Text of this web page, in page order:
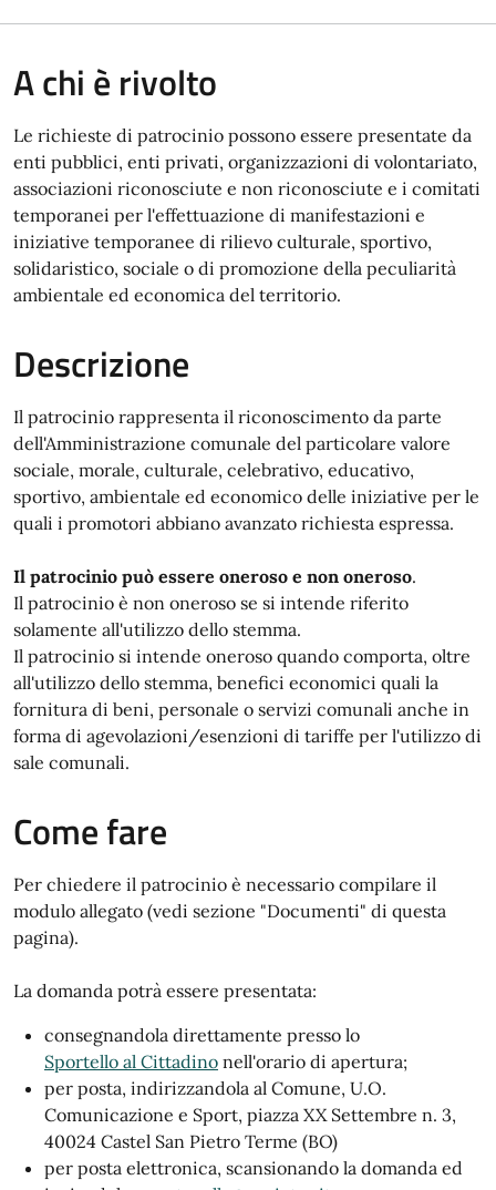
A chi è rivolto
Le richieste di patrocinio possono essere presentate da
enti pubblici, enti privati, organizzazioni di volontariato,
associazioni riconosciute e non riconosciute e i comitati
temporanei per l'effettuazione di manifestazioni e
iniziative temporanee di rilievo culturale, sportivo,
solidaristico, sociale o di promozione della peculiarità
ambientale ed economica del territorio.
Descrizione
Il patrocinio rappresenta il riconoscimento da parte
dell'Amministrazione comunale del particolare valore
sociale, morale, culturale, celebrativo, educativo,
sportivo, ambientale ed economico delle iniziative per le
quali i promotori abbiano avanzato richiesta espressa.
Il patrocinio può essere oneroso e non oneroso.
Il patrocinio è non oneroso se si intende riferito
solamente all'utilizzo dello stemma.
Il patrocinio si intende oneroso quando comporta, oltre
all'utilizzo dello stemma, benefici economici quali la
fornitura di beni, personale o servizi comunali anche in
forma di agevolazioni/esenzioni di tariffe per l'utilizzo di
sale comunali.
Come fare
Per chiedere il patrocinio è necessario compilare il
modulo allegato (vedi sezione "Documenti" di questa
pagina).
La domanda potrà essere presentata:
consegnandola direttamente presso lo
Sportello al Cittadino nell'orario di apertura;
per posta, indirizzandola al Comune, U.O.
Comunicazione e Sport, piazza XX Settembre n. 3,
40024 Castel San Pietro Terme (BO)
per posta elettronica, scansionando la domanda ed